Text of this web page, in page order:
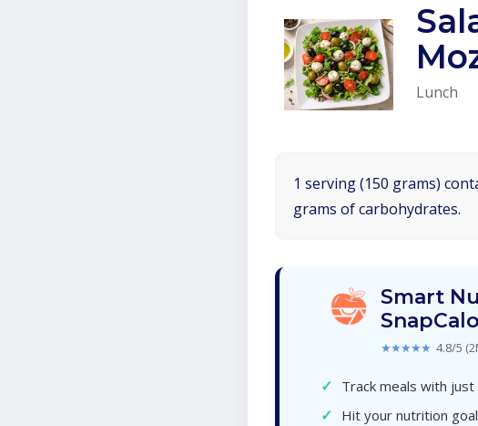
Lunch
1 serving (150 grams)
grams of carbohydrates.
Smart
★★★★★ 4.8/5
✓ Track meals with
✓ Hit your nutrition